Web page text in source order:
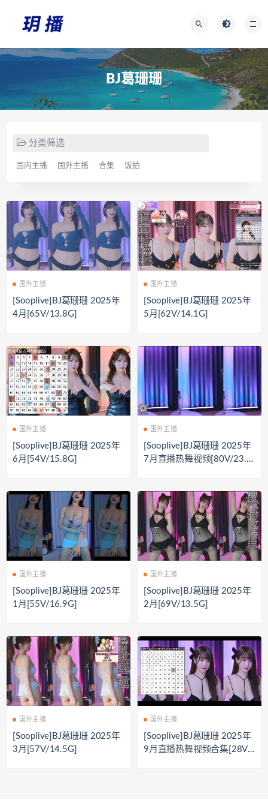
BJ葛珊珊
分类筛选
国内主播 国外主播 合集 饭拍
国外主播
[Sooplive]BJ葛珊珊 2025年
4月[65V/13.8G]
国外主播
[Sooplive]BJ葛珊珊 2025年
5月[62V/14.1G]
国外主播
[Sooplive]BJ葛珊珊 2025年
6月[54V/15.8G]
国外主播
[Sooplive]BJ葛珊珊 2025年
7月直播热舞视频[80V/23.9
国外主播
[Sooplive]BJ葛珊珊 2025年
1月[55V/16.9G]
国外主播
[Sooplive]BJ葛珊珊 2025年
2月[69V/13.5G]
国外主播
[Sooplive]BJ葛珊珊 2025年
3月[57V/14.5G]
国外主播
[Sooplive]BJ葛珊珊 2025年
9月直播热舞视频合集[28V/